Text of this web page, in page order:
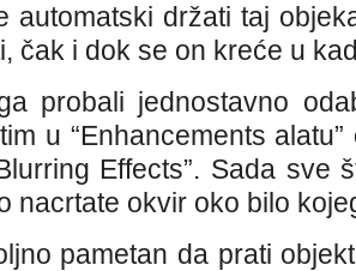
automatski držati taj
čak i dok se on kreće u
probali jednostavno
u “Enhancements
Effects”. Sada sve
nacrtate okvir oko bilo
pametan da prati